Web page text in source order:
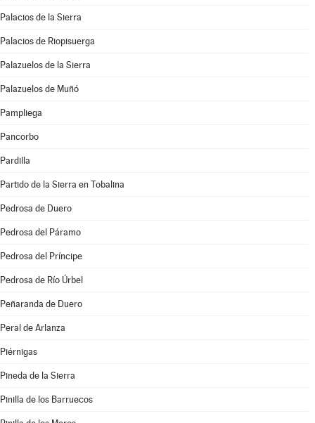
Palacios de la Sierra
Palacios de Riopisuerga
Palazuelos de la Sierra
Palazuelos de Muñó
Pampliega
Pancorbo
Pardilla
Partido de la Sierra en Tobalina
Pedrosa de Duero
Pedrosa del Páramo
Pedrosa del Príncipe
Pedrosa de Río Úrbel
Peñaranda de Duero
Peral de Arlanza
Piérnigas
Pineda de la Sierra
Pinilla de los Barruecos